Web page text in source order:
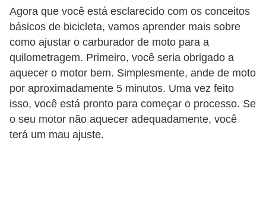
Agora que você está esclarecido com os conceitos
básicos de bicicleta, vamos aprender mais sobre
como ajustar o carburador de moto para a
quilometragem. Primeiro, você seria obrigado a
aquecer o motor bem. Simplesmente, ande de moto
por aproximadamente 5 minutos. Uma vez feito
isso, você está pronto para começar o processo. Se
o seu motor não aquecer adequadamente, você
terá um mau ajuste.